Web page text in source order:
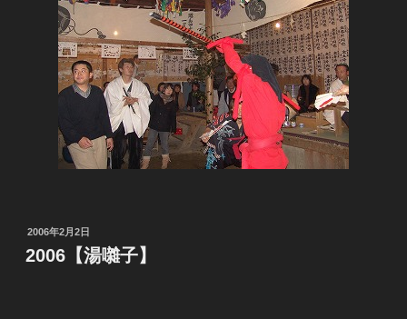
投
稿
日:
2006年2月2日
2006【湯囃子】